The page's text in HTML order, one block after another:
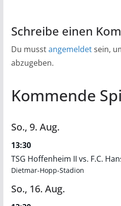
Schreibe einen
Du musstangemeldetsein,
abzugeben.
Kommende
So., 9. Aug.
13:30
TSG Hoffenheim II vs. F.C.
Dietmar-Hopp-Stadion
So., 16. Aug.